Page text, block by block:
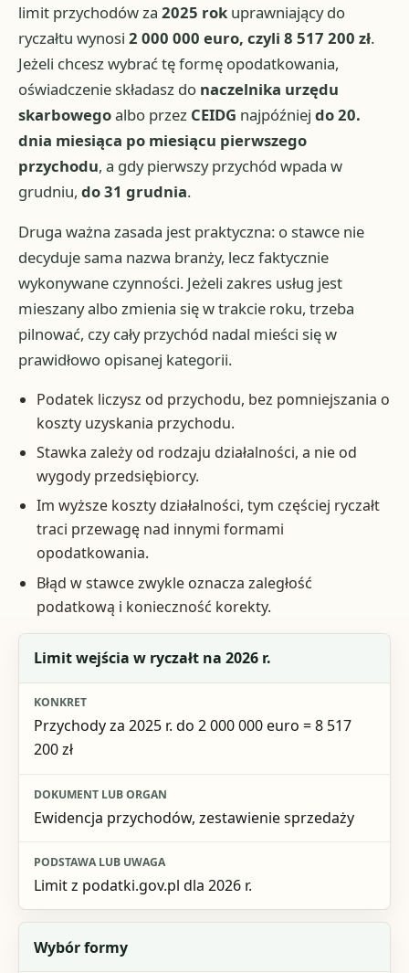
limit przychodów za2025 rok uprawniający do
ryczałtu wynosi2 000 000 euro, czyli 8 517 200 zł.
Jeżeli chcesz wybrać tę formę opodatkowania,
oświadczenie składasz do naczelnika urzędu
skarbowegoalbo przez CEIDG najpóźniejdo 20.
dnia miesiąca po miesiącu pierwszego
przychodu, a gdy pierwszy przychód wpada w
grudniu,do 31 grudnia.
Druga ważna zasada jest praktyczna: o stawce nie
decyduje sama nazwa branży, lecz faktycznie
wykonywane czynności. Jeżeli zakres usług jest
mieszany albo zmienia się w trakcie roku, trzeba
pilnować, czy cały przychód nadal mieści się w
prawidłowo opisanej kategorii.
Podatek liczysz od przychodu, bez pomniejszania o
koszty uzyskania przychodu.
Stawka zależy od rodzaju działalności, a nie od
wygody przedsiębiorcy.
Im wyższe koszty działalności, tym częściej ryczałt
traci przewagę nad innymi formami
opodatkowania.
Błąd w stawce zwykle oznacza zaległość
podatkową i konieczność korekty.
Element decyzji
Konkret
Dokument lub organ
Limit wejścia w ryczałt na 2026 r.
Przychody za 2025 r. do 2 000 000 euro = 8 517
200 zł
Ewidencja przychodów, zestawienie sprzedaży
Limit z podatki.gov.pl dla 2026 r.
Wybór formy